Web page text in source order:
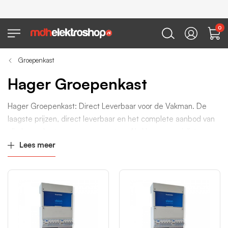
0
Groepenkast
Hager Groepenkast
Hager Groepenkast: Direct Leverbaar voor de Vakman. De
laagste prijzen, direct leverbaar en het complete aanbod van
assembleren we alle Hager groepenkasten iedere dag weer
opnieuw.
leverbare Hager groepenkast, is MDH Elektroshop dé #1
Hager leverancier. Een breed assortiment Hager
groepenkasten, componenten en toebehoren staat klaar voor
Lees meer